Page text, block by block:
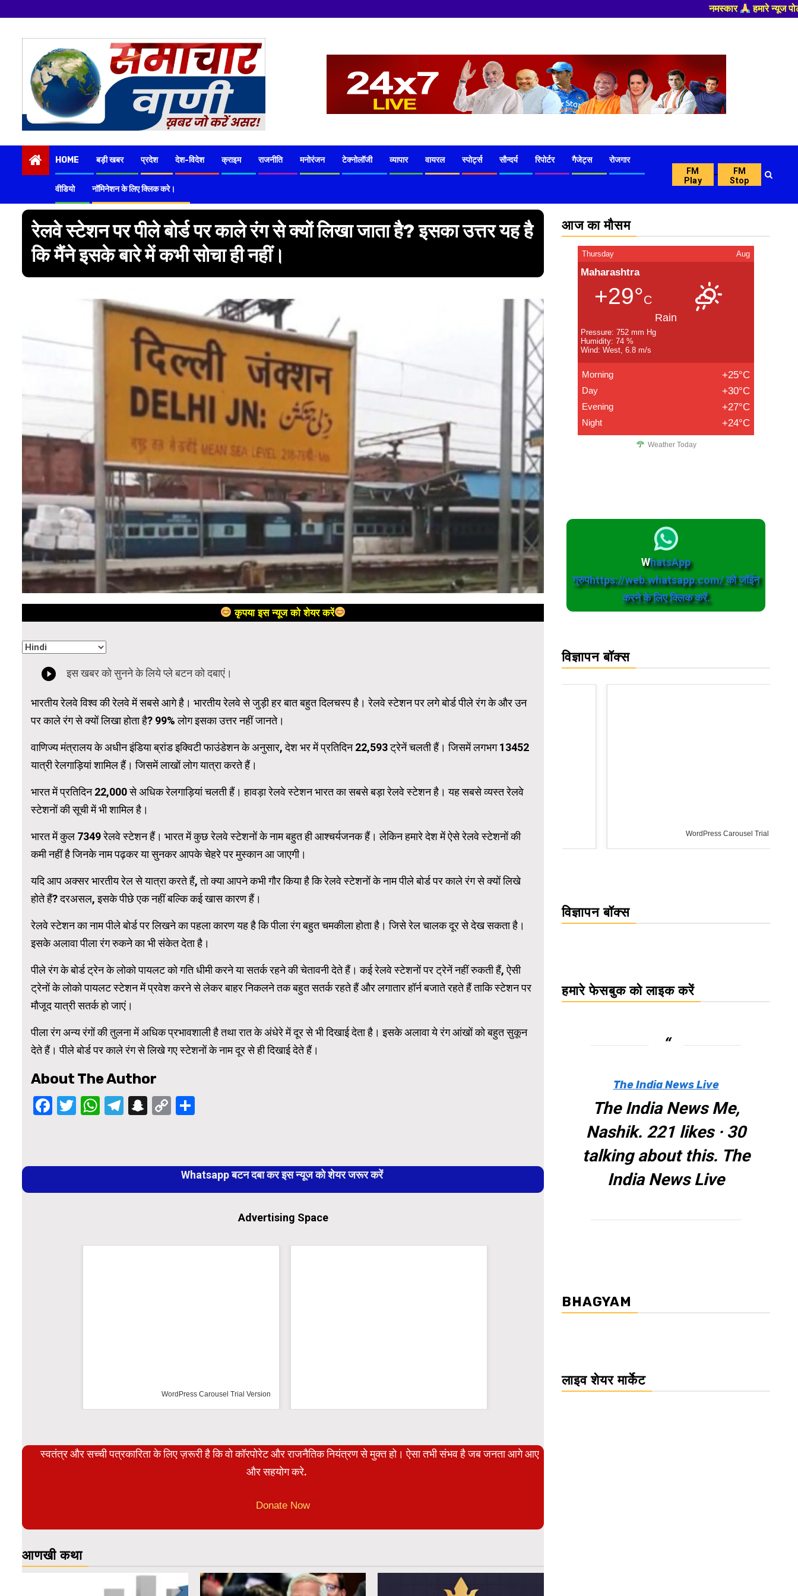
हमारे न्यूज पोर्टल - मे आपका स्वागत हैं ,यहाँ
content
HOME बड़ी खबर प्रदेश देश-विदेश क्राइम राजनीति मनोरंजन टेक्नोलॉजी व्यापार वायरल स्पोर्ट्स सौन्दर्य रिपोर्टर गैजेट्स रोजगार
वीडियो नॉमिनेशन के लिए क्लिक करे।
FM
Play
-
FM
Stop
रेलवे स्टेशन पर पीले बोर्ड पर काले रंग से क्यों लिखा जाता है? इसका उत्तर यह है
कि मैंने इसके बारे में कभी सोचा ही नहीं।
कृपया इस न्यूज को शेयर करें
भारतीय रेलवे विश्व की रेलवे में सबसे आगे है। भारतीय रेलवे से जुड़ी हर बात बहुत दिलचस्प है। रेलवे स्टेशन पर लगे बोर्ड पीले रंग के और उन
पर काले रंग से क्यों लिखा होता है? 99% लोग इसका उत्तर नहीं जानते।
वाणिज्य मंत्रालय के अधीन इंडिया ब्रांड इक्विटी फाउंडेशन के अनुसार, देश भर में प्रतिदिन 22,593 ट्रेनें चलती हैं। जिसमें लगभग 13452
यात्री रेलगाड़ियां शामिल हैं। जिसमें लाखों लोग यात्रा करते हैं।
भारत में प्रतिदिन 22,000 से अधिक रेलगाड़ियां चलती हैं। हावड़ा रेलवे स्टेशन भारत का सबसे बड़ा रेलवे स्टेशन है। यह सबसे व्यस्त रेलवे
स्टेशनों की सूची में भी शामिल है।
भारत में कुल 7349 रेलवे स्टेशन हैं। भारत में कुछ रेलवे स्टेशनों के नाम बहुत ही आश्चर्यजनक हैं। लेकिन हमारे देश में ऐसे रेलवे स्टेशनों की
कमी नहीं है जिनके नाम पढ़कर या सुनकर आपके चेहरे पर मुस्कान आ जाएगी।
यदि आप अक्सर भारतीय रेल से यात्रा करते हैं, तो क्या आपने कभी गौर किया है कि रेलवे स्टेशनों के नाम पीले बोर्ड पर काले रंग से क्यों लिखे
होते हैं? दरअसल, इसके पीछे एक नहीं बल्कि कई खास कारण हैं।
रेलवे स्टेशन का नाम पीले बोर्ड पर लिखने का पहला कारण यह है कि पीला रंग बहुत चमकीला होता है। जिसे रेल चालक दूर से देख सकता है।
इसके अलावा पीला रंग रुकने का भी संकेत देता है।
पीले रंग के बोर्ड ट्रेन के लोको पायलट को गति धीमी करने या सतर्क रहने की चेतावनी देते हैं। कई रेलवे स्टेशनों पर ट्रेनें नहीं रुकती हैं, ऐसी
ट्रेनों के लोको पायलट स्टेशन में प्रवेश करने से लेकर बाहर निकलने तक बहुत सतर्क रहते हैं और लगातार हॉर्न बजाते रहते हैं ताकि स्टेशन पर
मौजूद यात्री सतर्क हो जाएं।
पीला रंग अन्य रंगों की तुलना में अधिक प्रभावशाली है तथा रात के अंधेरे में दूर से भी दिखाई देता है। इसके अलावा ये रंग आंखों को बहुत सुकून
देते हैं। पीले बोर्ड पर काले रंग से लिखे गए स्टेशनों के नाम दूर से ही दिखाई देते हैं।
About The Author
Facebook
Twitter
WhatsApp
Telegram
Snapchat
Copy
Reading
Whatsapp बटन दबा कर इस न्यूज को शेयर जरूर करें
Advertising Space
WordPress Carousel Trial Version WordPress Carousel Trial Version
स्वतंत्र और सच्ची पत्रकारिता के लिए ज़रूरी है कि वो कॉरपोरेट और राजनैतिक नियंत्रण से मुक्त हो। ऐसा तभी संभव है जब जनता आगे आए
और सहयोग करे.
Donate Now
आणखी कथा
आज का मौसम
Thursday Aug
Maharashtra
+29°C
Rain
Pressure: 752 mm Hg
Humidity: 74 %
Wind: West, 6.8 m/s
Morning +25°C
Day +30°C
Evening +27°C
Night +24°C
Weather Today
WhatsApp
ग्रुपhttps://web.whatsapp.com/ को जॉईन
करने के लिए क्लिक करें.
विज्ञापन बॉक्स
WordPress Carousel Trial Version WordPress Carousel Trial Version
विज्ञापन बॉक्स
हमारे फेसबुक को लाइक करें
The India News Live
The India News Me,
Nashik. 221 likes · 30
talking about this. The
India News Live
BHAGYAM
लाइव शेयर मार्केट